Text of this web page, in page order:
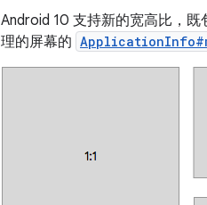
Android 10 支持新的宽高比，
理的屏幕的